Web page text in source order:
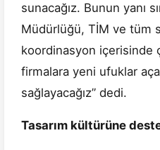
sunacağız. Bunun yanı
Müdürlüğü, TİM ve tüm
koordinasyon içerisinde
firmalara yeni ufuklar
sağlayacağız” dedi.
Tasarım kültürüne